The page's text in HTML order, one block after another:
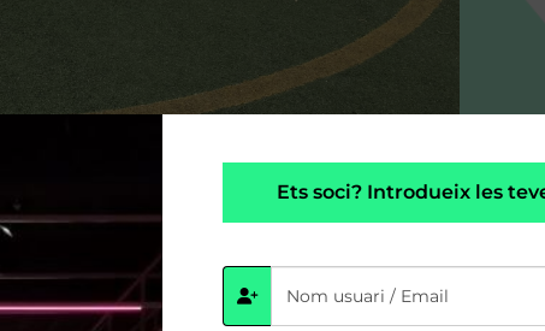
a l’EspaiEts soci? Introdueix les